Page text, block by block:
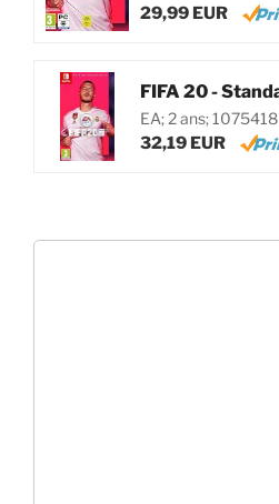
29,99 EUR
FIFA 20 -
EA; 2 ans; 1075418
32,19 EUR